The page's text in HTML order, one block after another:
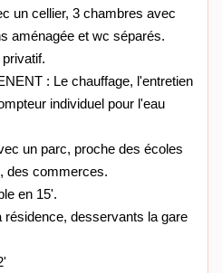
un cellier, 3 chambres avec
aménagée et wc séparés.
: Le chauffage, l'entretien
individuel pour l'eau
un parc, proche des écoles
des commerces.
en 15'.
résidence, desservants la gare